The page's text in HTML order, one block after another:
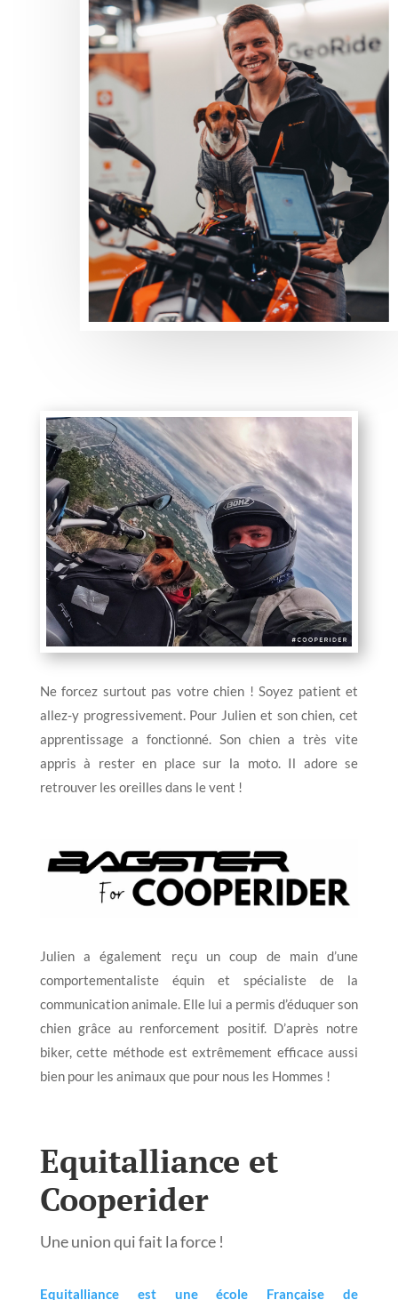
Ne forcez surtout pas votre chien ! Soyez patient et
allez-y progressivement. Pour Julien et son chien, cet
apprentissage a fonctionné. Son chien a très vite
appris à rester en place sur la moto. Il adore se
retrouver les oreilles dans le vent !
Julien a également reçu un coup de main d’une
comportementaliste équin et spécialiste de la
communication animale. Elle lui a permis d’éduquer son
chien grâce au renforcement positif. D’après notre
biker, cette méthode est extrêmement efficace aussi
bien pour les animaux que pour nous les Hommes !
Equitalliance et
Cooperider
Une union qui fait la force !
Equitalliance est une école Française de